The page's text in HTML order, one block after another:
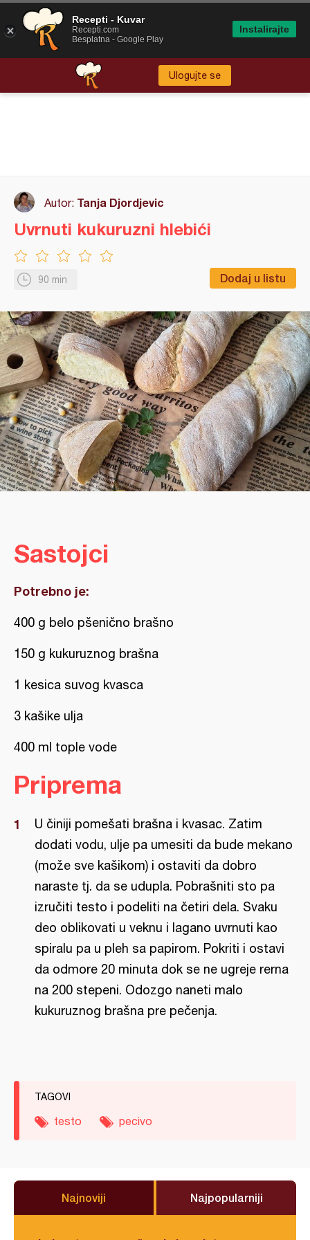
Ulogujte se
Autor: Tanja Djordjevic
90 min Dodaj u listu
Uvrnuti kukuruzni hlebići
Sastojci
Potrebno je:
400 g belo pšenično brašno
150 g kukuruznog brašna
1 kesica suvog kvasca
3 kašike ulja
400 ml tople vode
Priprema
U činiji pomešati brašna i kvasac. Zatim
dodati vodu, ulje pa umesiti da bude mekano
(može sve kašikom) i ostaviti da dobro
naraste tj. da se udupla. Pobrašniti sto pa
izručiti testo i podeliti na četiri dela. Svaku
deo oblikovati u veknu i lagano uvrnuti kao
spiralu pa u pleh sa papirom. Pokriti i ostavi
da odmore 20 minuta dok se ne ugreje rerna
na 200 stepeni. Odozgo naneti malo
kukuruznog brašna pre pečenja.
TAGOVI
testo pecivo
Najnoviji Najpopularniji
Recepti - Kuvar
Recepti.com
Besplatna - Google Play
Instalirajte